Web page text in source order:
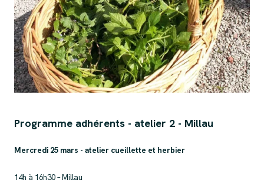
Programme adhérents - atelier 2 - Millau
Mercredi 25 mars - atelier cueillette et herbier
14h à 16h30 – Millau